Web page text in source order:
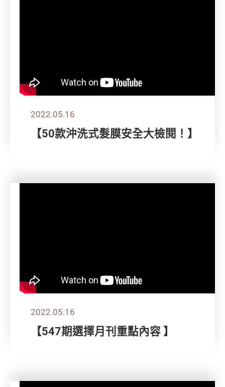
2022.05.16
【50款沖洗式髮膜安全大檢閱！】
2022.05.16
【547期選擇月刊重點內容 】